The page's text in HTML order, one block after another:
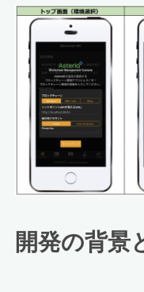
開発の背景